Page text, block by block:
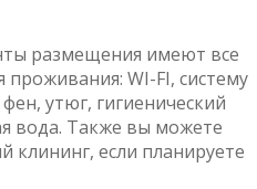
размещения имеют все
WI-FI, систему
утюг, гигиенический
вода. Также вы можете
клининг, если планируете